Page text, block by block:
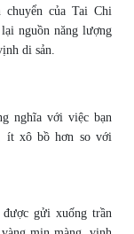
chuyển của Tai Chi
nguồn năng lượng
di sản.
nghĩa với việc bạn
ít xô bồ hơn so với
gửi xuống trần